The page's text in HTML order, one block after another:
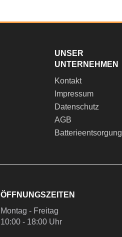
UNSER
UNTERNEHMEN
Kontakt
Impressum
Datenschutz
AGB
Batterieentsorgung
ÖFFNUNGSZEITEN
Montag - Freitag
10:00 - 18:00 Uhr